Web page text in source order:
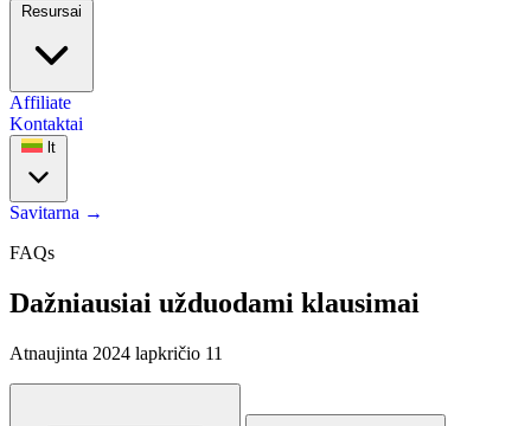
Resursai
Affiliate
Kontaktai
lt
Savitarna →
FAQs
Dažniausiai užduodami klausimai
Atnaujinta 2024 lapkričio 11